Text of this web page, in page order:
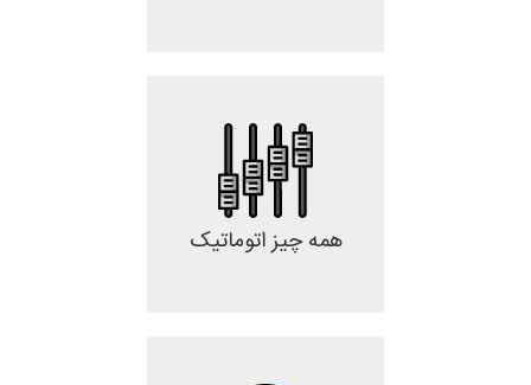
همه چیز اتوماتیک